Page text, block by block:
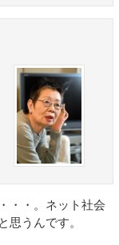
・・。ネット社会
思うんです。